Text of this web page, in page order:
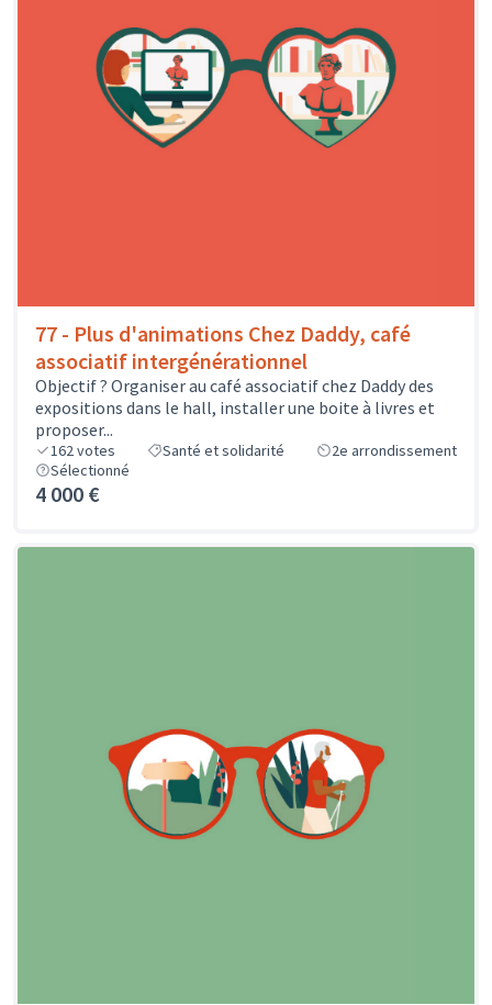
77 - Plus d'animations Chez Daddy, café
associatif intergénérationnel
Objectif ? Organiser au café associatif chez Daddy des
expositions dans le hall, installer une boite à livres et
proposer...
162votes Santé et solidarité
2e arrondissement
Sélectionné
4 000 €